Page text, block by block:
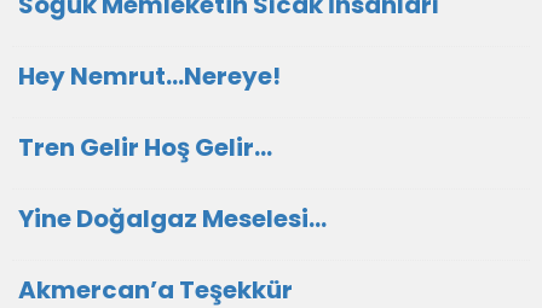
Hey Nemrut...Nereye!
Tren Gelir Hoş Gelir…
Yine Doğalgaz Meselesi…
Akmercan’a Teşekkür